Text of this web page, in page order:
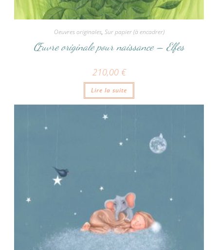
Oeuvres originales, Sur papier (à encadrer)
Œuvre originale pour naissance – Elfes
210,00 €
Lire la suite